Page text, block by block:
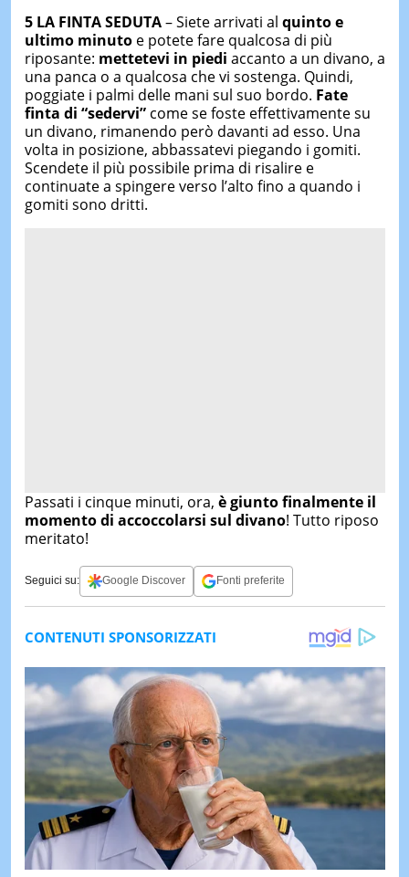
5 LA FINTA SEDUTA– Siete arrivati al quinto e
ultimo minutoe potete fare qualcosa di più
riposante: mettetevi in piedi accanto a un divano, a
una panca o a qualcosa che vi sostenga. Quindi,
poggiate i palmi delle mani sul suo bordo. Fate
finta di “sedervi” come se foste effettivamente su
un divano, rimanendo però davanti ad esso. Una
volta in posizione, abbassatevi piegando i gomiti.
Scendete il più possibile prima di risalire e
continuate a spingere verso l’alto fino a quando i
gomiti sono dritti.
Passati i cinque minuti, ora, è giunto finalmente il
momento di accoccolarsi sul divano! Tutto riposo
meritato!
Seguici su: Google Discover Fonti preferite